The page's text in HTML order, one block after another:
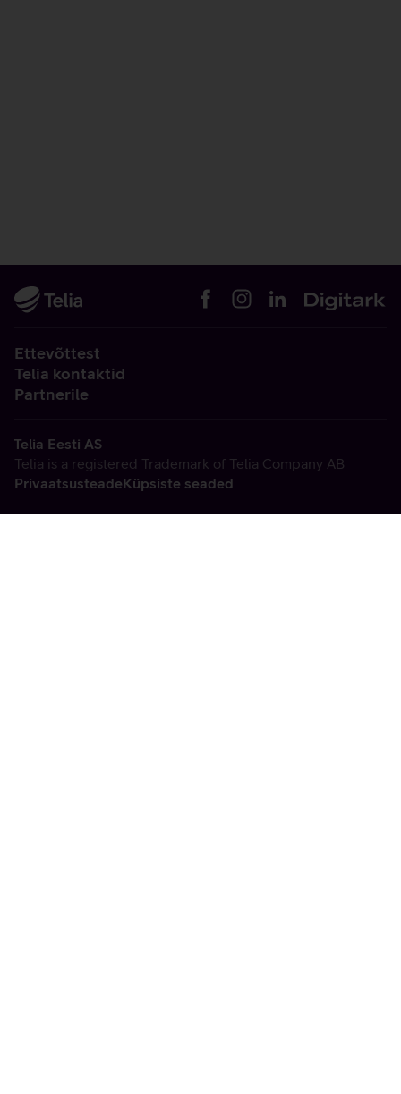
Ettevõttest
Telia kontaktid
Partnerile
Telia Eesti AS
Telia is a registered Trademark of Telia Company AB
PrivaatsusteadeKüpsiste seaded